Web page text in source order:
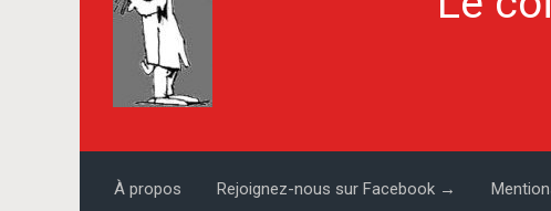
À propos Rejoignez-nous sur Facebook →